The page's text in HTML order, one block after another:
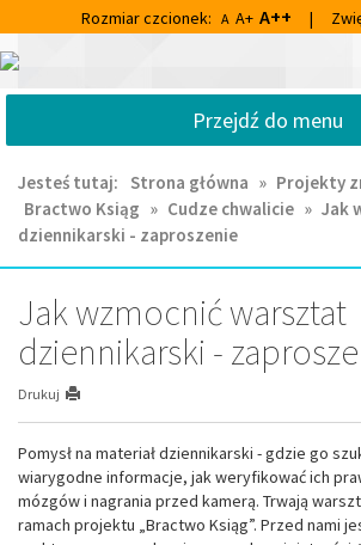
do
głównej
do
wyszukiwarki
Rozmiar czcionek: A A+ A++ |
Centrum
Kultury
Biblioteka
im.
Franciszka
Chruściela
w
Przejdź do menu
Jesteś tutaj: Strona główna » Projekty
Bractwo Ksiąg » Cudze chwalicie » Jak
dziennikarski - zaproszenie
Jak wzmocnić warsztat
dziennikarski -
Drukuj
Pomysł na materiał dziennikarski - gdzie go
wiarygodne informacje, jak weryfikować ich
mózgów i nagrania przed kamerą. Trwają
ramach projektu „Bractwo Ksiąg”. Przed nami